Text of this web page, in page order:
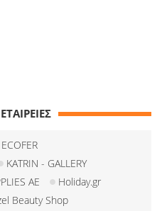
ECOFER
KATRIN - GALLERY
AE
Holiday.gr
Beauty Shop